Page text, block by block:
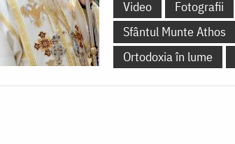
Video
Fotografii
Sfântul Munte Athos
Ortodoxia în lume